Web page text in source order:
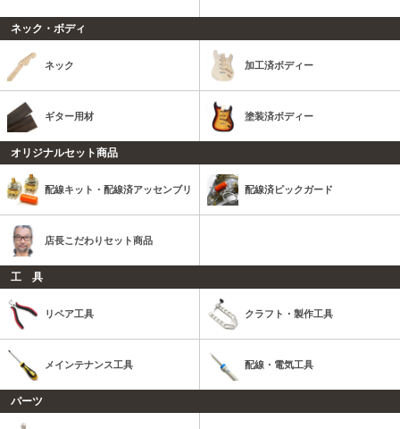
ネック・ボディ
ネック 加工済ボディー
ギター用材 塗装済ボディー
オリジナルセット商品
配線キット・配線済アッセンブリ 配線済ピックガード
店長こだわりセット商品
工 具
リペア工具 クラフト・製作工具
メインテナンス工具 配線・電気工具
パーツ